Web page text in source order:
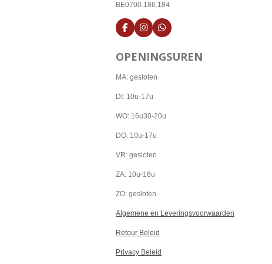
BE0700.186.184
F
a
e
o
I
n
t
r
m
W
h
t
OPENINGSUREN
MA: gesloten
DI: 10u-17u
WO: 16u30-20u
DO: 10u-17u
VR: gesloten
ZA: 10u-16u
ZO: gesloten
Algemene en Leveringsvoorwaarden
Retour Beleid
Privacy Beleid